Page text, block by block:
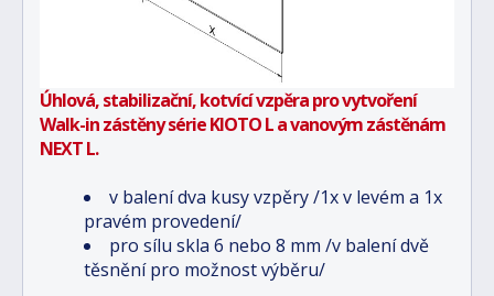
Úhlová, stabilizační, kotvící vzpěra pro vytvoření
Walk-in zástěny série KIOTO L a vanovým zástěnám
NEXT L.
v balení dva kusy vzpěry /1x v levém a 1x
pravém provedení/
pro sílu skla 6 nebo 8 mm /v balení dvě
těsnění pro možnost výběru/